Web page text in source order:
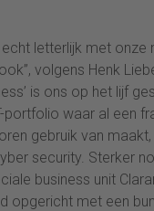
echt letterlijk met onze
volgens Henk
is ons op het lijf
portfolio waar al een
gebruik van
security. Sterker
business unit
opgericht met een